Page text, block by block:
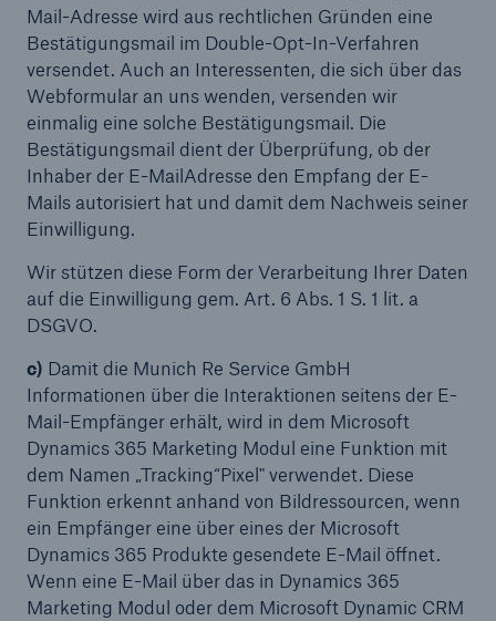
Mail-Adresse wird aus rechtlichen Gründen eine
Bestätigungsmail im Double-Opt-In-Verfahren
versendet. Auch an Interessenten, die sich über das
Webformular an uns wenden, versenden wir
einmalig eine solche Bestätigungsmail. Die
Bestätigungsmail dient der Überprüfung, ob der
Inhaber der E-MailAdresse den Empfang der E-
Mails autorisiert hat und damit dem Nachweis seiner
Einwilligung.
Wir stützen diese Form der Verarbeitung Ihrer Daten
auf die Einwilligung gem. Art. 6 Abs. 1 S. 1 lit. a
DSGVO.
c) Damit die Munich Re Service GmbH
Informationen über die Interaktionen seitens der E-
Mail-Empfänger erhält, wird in dem Microsoft
Dynamics 365 Marketing Modul eine Funktion mit
dem Namen „Tracking“Pixel" verwendet. Diese
Funktion erkennt anhand von Bildressourcen, wenn
ein Empfänger eine über eines der Microsoft
Dynamics 365 Produkte gesendete E-Mail öffnet.
Wenn eine E-Mail über das in Dynamics 365
Marketing Modul oder dem Microsoft Dynamic CRM